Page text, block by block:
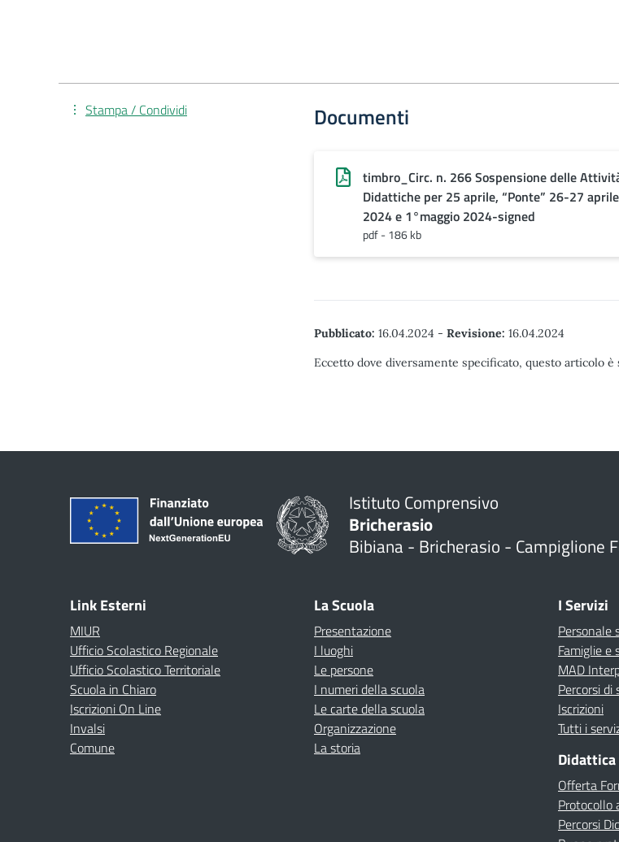
Documenti
timbro_Circ. n. 266 Sospensione delle
Didattiche per 25 aprile, “Ponte” 26-27 aprile
2024 e 1°maggio 2024-signed
pdf - 186 kb
Pubblicato: 16.04.2024 - Revisione: 16.04.2024
Eccetto dove diversamente specificato, questo articolo
Stampa / Condividi
Istituto Comprensivo
Bricherasio
Bibiana - Bricherasio - Campiglione
Link Esterni
MIUR
Ufficio Scolastico Regionale
Ufficio Scolastico Territoriale
Scuola in Chiaro
Iscrizioni On Line
Invalsi
Comune
La Scuola
Presentazione
I luoghi
Le persone
I numeri della scuola
Le carte della scuola
Organizzazione
La storia
I Servizi
Personale
Famiglie e
MAD
Percorsi di
Iscrizioni
Tutti i
Didattica
Offerta
Protocollo
Percorsi